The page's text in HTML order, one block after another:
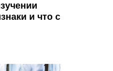
и что с